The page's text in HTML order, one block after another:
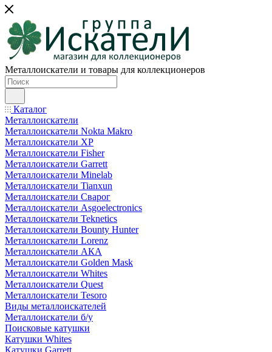
Металлоискатели и товары для коллекционеров
Каталог
Металлоискатели
Металлоискатели Nokta Makro
Металлоискатели XP
Металлоискатели Fisher
Металлоискатели Garrett
Металлоискатели Minelab
Металлоискатели Tianxun
Металлоискатели Сварог
Металлоискатели Asgoelectronics
Металлоискатели Teknetics
Металлоискатели Bounty Hunter
Металлоискатели Lorenz
Металлоискатели АКА
Металлоискатели Golden Mask
Металлоискатели Whites
Металлоискатели Quest
Металлоискатели Tesoro
Виды металлоискателей
Металлоискатели б/у
Поисковые катушки
Катушки Whites
Катушки Garrett